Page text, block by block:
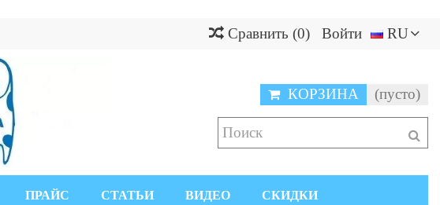
RU
Войти
Сравнить (0)
КОРЗИНА (пусто)
ПРАЙС СТАТЬИ ВИДЕО СКИДКИ